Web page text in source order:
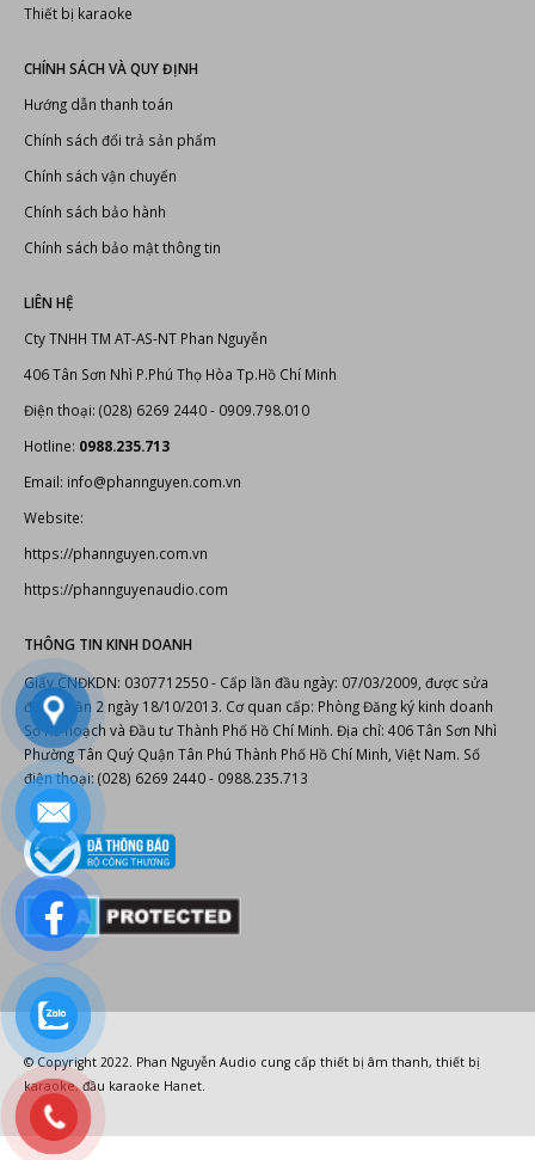
Thiết kế thi công phòng karaoke
Thiết bị karaoke chuyên nghiệp
Thiết bị âm thanh, ánh sáng
Bonus Audio- Thiết bị karaoke chuyên nghiệp
Thiết bị karaoke
CHÍNH SÁCH VÀ QUY ĐỊNH
Hướng dẫn thanh toán
Chính sách đổi trả sản phẩm
Chính sách vận chuyển
Chính sách bảo hành
Chính sách bảo mật thông tin
LIÊN HỆ
Cty TNHH TM AT-AS-NT Phan Nguyễn
406 Tân Sơn Nhì P.Phú Thọ Hòa Tp.Hồ Chí Minh
Điện thoại: (028) 6269 2440 - 0909.798.010
Hotline:0988.235.713
Email: info@phannguyen.com.vn
Website:
https://phannguyen.com.vn
https://phannguyenaudio.com
THÔNG TIN KINH DOANH
Giấy CNĐKDN: 0307712550 - Cấp lần đầu ngày: 07/03/2009, được sửa
đổi lần lần 2 ngày 18/10/2013. Cơ quan cấp: Phòng Đăng ký kinh doanh
Sở Kế hoạch và Đầu tư Thành Phố Hồ Chí Minh. Địa chỉ: 406 Tân Sơn Nhì
Phường Tân Quý Quận Tân Phú Thành Phố Hồ Chí Minh, Việt Nam. Số
điện thoại: (028) 6269 2440 - 0988.235.713